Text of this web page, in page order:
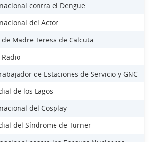
contra el Dengue
del Actor
Madre Teresa de Calcuta
Radio
de Estaciones de Servicio y GNC
de los Lagos
del Cosplay
del Síndrome de Turner